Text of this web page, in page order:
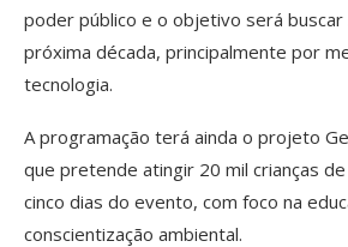
poder público e o objetivo será buscar
próxima década, principalmente por
tecnologia.
A programação terá ainda o projeto
que pretende atingir 20 mil crianças
cinco dias do evento, com foco na
conscientização ambiental.